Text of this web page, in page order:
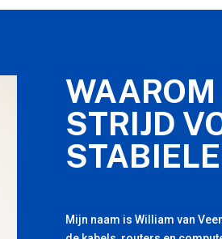
STRIJD
Mijn naam is William van